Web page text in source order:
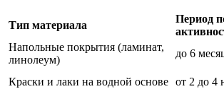
Тип материала
Период
Напольные покрытия (ламинат,
линолеум)
до 6
Краски и лаки на водной основе от 2 до 4